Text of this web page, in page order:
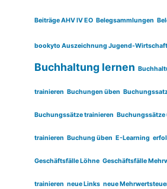
Beiträge AHV IV EO Belegsammlungen
bookyto Auszeichnung Jugend-Wirtschaft
Buchhaltung lernen
trainieren Buchungen üben
Buchungssätze trainieren Buchungssätze
trainieren Buchung üben E-Learning
Geschäftsfälle Löhne Geschäftsfälle
trainieren neue Links neue